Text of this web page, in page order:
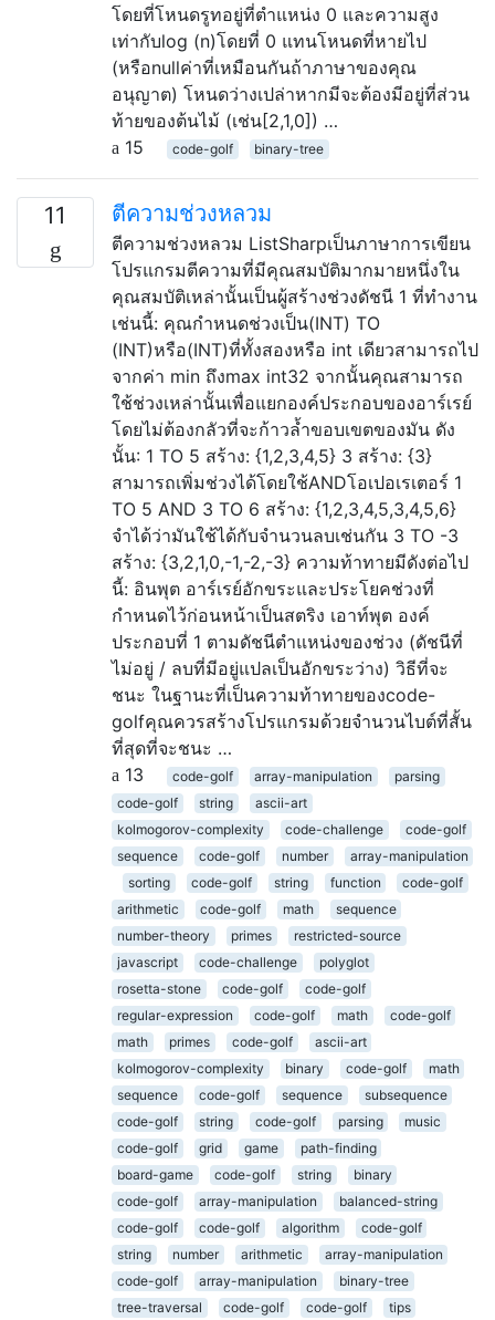
โดยที่โหนดรูทอยู่ที่ตำแหน่ง 0 และความสูง
เท่ากับlog (n)โดยที่ 0 แทนโหนดที่หายไป
(หรือnullค่าที่เหมือนกันถ้าภาษาของคุณ
อนุญาต) โหนดว่างเปล่าหากมีจะต้องมีอยู่ที่ส่วน
ท้ายของต้นไม้ (เช่น[2,1,0]) …
15
code-golf binary-tree
11 ตีความช่วงหลวม
ตีความช่วงหลวม ListSharpเป็นภาษาการเขียน
โปรแกรมตีความที่มีคุณสมบัติมากมายหนึ่งใน
คุณสมบัติเหล่านั้นเป็นผู้สร้างช่วงดัชนี 1 ที่ทำงาน
เช่นนี้: คุณกำหนดช่วงเป็น(INT) TO
(INT)หรือ(INT)ที่ทั้งสองหรือ int เดียวสามารถไป
จากค่า min ถึงmax int32 จากนั้นคุณสามารถ
ใช้ช่วงเหล่านั้นเพื่อแยกองค์ประกอบของอาร์เรย์
โดยไม่ต้องกลัวที่จะก้าวล้ำขอบเขตของมัน ดัง
นั้น: 1 TO 5 สร้าง: {1,2,3,4,5} 3 สร้าง: {3}
สามารถเพิ่มช่วงได้โดยใช้ANDโอเปอเรเตอร์ 1
TO 5 AND 3 TO 6 สร้าง: {1,2,3,4,5,3,4,5,6}
จำได้ว่ามันใช้ได้กับจำนวนลบเช่นกัน 3 TO -3
สร้าง: {3,2,1,0,-1,-2,-3} ความท้าทายมีดังต่อไป
นี้: อินพุต อาร์เรย์อักขระและประโยคช่วงที่
กำหนดไว้ก่อนหน้าเป็นสตริง เอาท์พุต องค์
ประกอบที่ 1 ตามดัชนีตำแหน่งของช่วง (ดัชนีที่
ไม่อยู่ / ลบที่มีอยู่แปลเป็นอักขระว่าง) วิธีที่จะ
ชนะ ในฐานะที่เป็นความท้าทายของcode-
golfคุณควรสร้างโปรแกรมด้วยจำนวนไบต์ที่สั้น
ที่สุดที่จะชนะ …
13
code-golf array-manipulation
parsing
code-golf
string
ascii-art
kolmogorov-complexity
code-challenge
code-golf
sequence
code-golf number
array-manipulation
sorting
code-golf string function
code-golf
arithmetic
code-golf math
sequence
number-theory
primes
restricted-source
javascript
code-challenge
polyglot
rosetta-stone
code-golf
code-golf
regular-expression
code-golf math
code-golf
math
primes code-golf
ascii-art
kolmogorov-complexity
binary code-golf
math
sequence
code-golf sequence
subsequence
code-golf
string code-golf parsing
music
code-golf
grid game
path-finding
board-game
code-golf string
binary
code-golf
array-manipulation
balanced-string
code-golf
code-golf algorithm
code-golf
string
number arithmetic
array-manipulation
code-golf
array-manipulation
binary-tree
tree-traversal
code-golf code-golf tips